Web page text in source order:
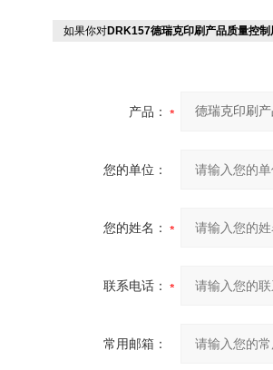
如果你对DRK157德瑞克印刷产品质量控制
产品：
您的单位：
您的姓名：
联系电话：
常用邮箱：